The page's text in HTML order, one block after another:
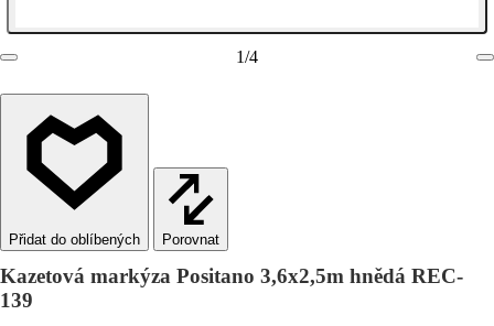
1/4
Porovnat
Kazetová markýza Positano 3,6x2,5m hnědá REC-
139